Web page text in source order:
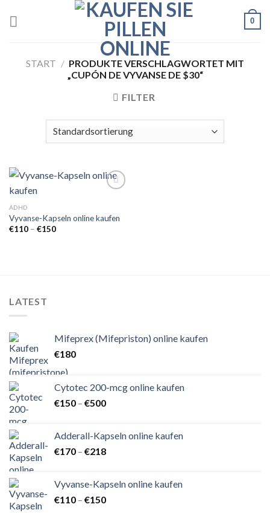
0
START / PRODUKTE VERSCHLAGWORTET MIT
„CUPÓN DE VYVANSE DE $30“
FILTER
Add to
ADHD
Vyvanse-Kapseln online kaufen
€110 – €150Preisspanne:
LATEST
Mifeprex (Mifepriston) online kaufen
€180
Cytotec 200-mcg online kaufen
€150 – €500Preisspanne:
€500
Adderall-Kapseln online kaufen
€170 – €218Preisspanne:
€218
Vyvanse-Kapseln online kaufen
€110 – €150Preisspanne: